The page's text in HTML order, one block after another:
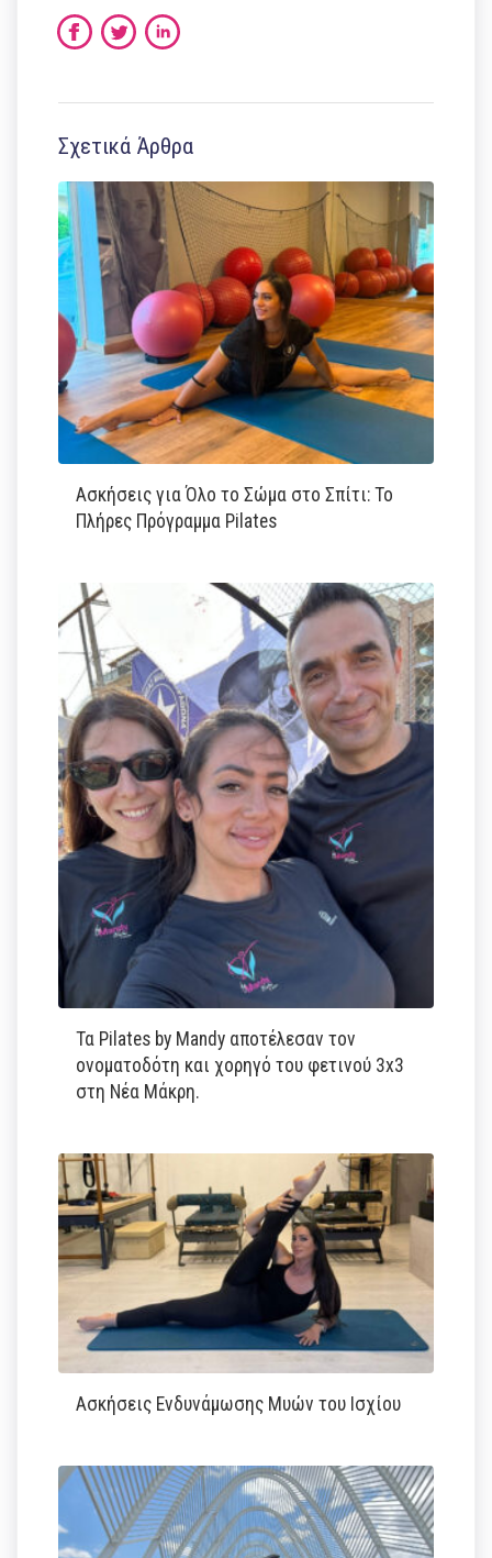
Σχετικά Άρθρα
Ασκήσεις για Όλο το Σώμα στο Σπίτι: Το
Πλήρες Πρόγραμμα Pilates
Τα Pilates by Mandy αποτέλεσαν τον
ονοματοδότη και χορηγό του φετινού 3x3
στη Νέα Μάκρη.
Ασκήσεις Ενδυνάμωσης Μυών του Ισχίου